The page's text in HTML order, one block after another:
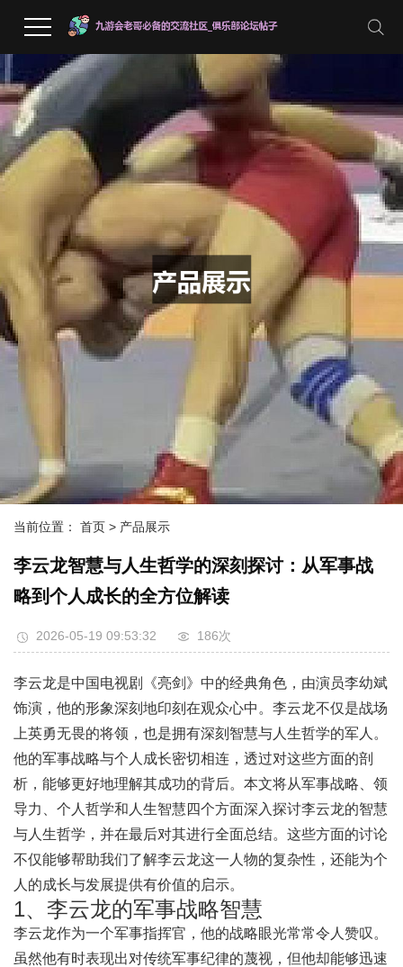
当前位置： 首页 > 产品展示
李云龙智慧与人生哲学的深刻探讨：从军事战
略到个人成长的全方位解读
2026-05-19 09:53:32 186次
李云龙是中国电视剧《亮剑》中的经典角色，由演员李幼斌
饰演，他的形象深刻地印刻在观众心中。李云龙不仅是战场
上英勇无畏的将领，也是拥有深刻智慧与人生哲学的军人。
他的军事战略与个人成长密切相连，透过对这些方面的剖
析，能够更好地理解其成功的背后。本文将从军事战略、领
导力、个人哲学和人生智慧四个方面深入探讨李云龙的智慧
与人生哲学，并在最后对其进行全面总结。这些方面的讨论
不仅能够帮助我们了解李云龙这一人物的复杂性，还能为个
人的成长与发展提供有价值的启示。
1、李云龙的军事战略智慧
李云龙作为一个军事指挥官，他的战略眼光常常令人赞叹。
虽然他有时表现出对传统军事纪律的蔑视，但他却能够迅速